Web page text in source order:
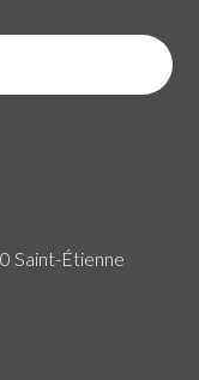
Saint-Étienne